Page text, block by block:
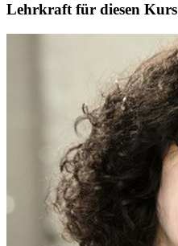
Lehrkraft für diesen Kurs